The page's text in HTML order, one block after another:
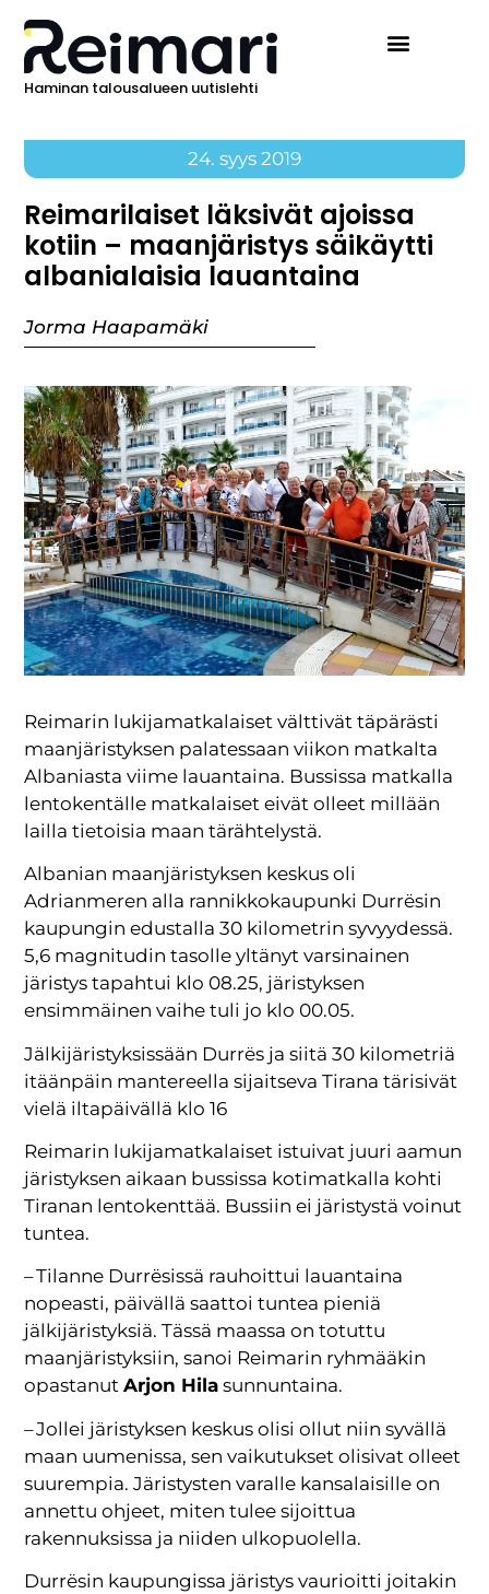
Haminan talousalueen uutislehti
24. syys 2019
Reimarilaiset läksivät ajoissa
kotiin – maanjäristys säikäytti
albanialaisia lauantaina
Jorma Haapamäki
Reimarin lukijamatkalaiset välttivät täpärästi
maanjäristyksen palatessaan viikon matkalta
Albaniasta viime lauantaina. Bussissa matkalla
lentokentälle matkalaiset eivät olleet millään
lailla tietoisia maan tärähtelystä.
Albanian maanjäristyksen keskus oli
Adrianmeren alla rannikkokaupunki Durrësin
kaupungin edustalla 30 kilometrin syvyydessä.
5,6 magnitudin tasolle yltänyt varsinainen
järistys tapahtui klo 08.25, järistyksen
ensimmäinen vaihe tuli jo klo 00.05.
Jälkijäristyksissään Durrës ja siitä 30 kilometriä
itäänpäin mantereella sijaitseva Tirana tärisivät
vielä iltapäivällä klo 16
Reimarin lukijamatkalaiset istuivat juuri aamun
järistyksen aikaan bussissa kotimatkalla kohti
Tiranan lentokenttää. Bussiin ei järistystä voinut
tuntea.
– Tilanne Durrësissä rauhoittui lauantaina
nopeasti, päivällä saattoi tuntea pieniä
jälkijäristyksiä. Tässä maassa on totuttu
maanjäristyksiin, sanoi Reimarin ryhmääkin
opastanutArjon Hila sunnuntaina.
– Jollei järistyksen keskus olisi ollut niin syvällä
maan uumenissa, sen vaikutukset olisivat olleet
suurempia. Järistysten varalle kansalaisille on
annettu ohjeet, miten tulee sijoittua
rakennuksissa ja niiden ulkopuolella.
Durrësin kaupungissa järistys vaurioitti joitakin